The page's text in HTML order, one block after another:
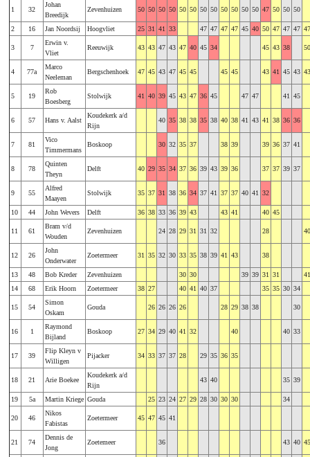
1 32
Johan
Breedijk
Zevenhuizen 50 50 50 50 50 50 50 50 50 50 50 50 47 50 50 50
2 16 Jan Noordsij Hoogvliet 25 31 41 33 47 47 47 47 45 40 50 47 47 47 47
3 7
Erwin v.
Vliet
Reeuwijk 43 43 47 43 47 40 45 34 45 43 38 50
4 77a
Marco
Neeleman
Bergschenhoek 47 45 43 47 45 45 45 45 43 41 45 43 43
5 19
Rob
Boesberg
Stolwijk 41 40 39 45 43 47 36 45 47 47 41 45
6 57 Hans v. Aalst
Koudekerk a/d
Rijn
40 35 38 38 35 38 40 38 41 43 41 38 36 36
7 81
Vico
Timmermans
Boskoop 30 32 35 37 38 39 39 36 37 41
8 78
Quinten
Theyn
Delft 40 29 35 34 37 36 39 43 39 36 37 37 39 37
9 55
Alfred
Maayen
Stolwijk 35 37 31 38 36 34 37 41 37 37 40 41 32
10 44 John Wevers Delft 36 38 33 36 39 43 43 41 40 45
11 61
Bram v/d
Wouden
Zevenhuizen 24 28 29 31 31 32 28 40
12 26
John
Onderwater
Zoetermeer 31 35 32 30 33 35 38 39 41 43 38
13 48 Bob Kreder Zevenhuizen 30 30 39 39 31 31
41
14
68 Erik Hoorn Zoetermeer 38 27 40 41 40 37 35 35 30 34
15 54
Simon
Oskam
Gouda 26 26 26 26 28 29 38 38 30
16 1
Raymond
Bijland
Boskoop 27 34 29 40 41 32 40 40 33
17 39
Flip Kleyn v
Willigen
Pijacker 34 33 37 37 28 29 35 36 35
18 21 Arie Boekee
Koudekerk a/d
Rijn
43 40 35 39
19 5a Martin Kriege Gouda 25 23 24 27 29 28 30 30 30 34
20 46
Nikos
Fabistas
Zoetermeer 45 47 45 41
21 74
Dennis de
Jong
Zoetemeer 36 43 40 45